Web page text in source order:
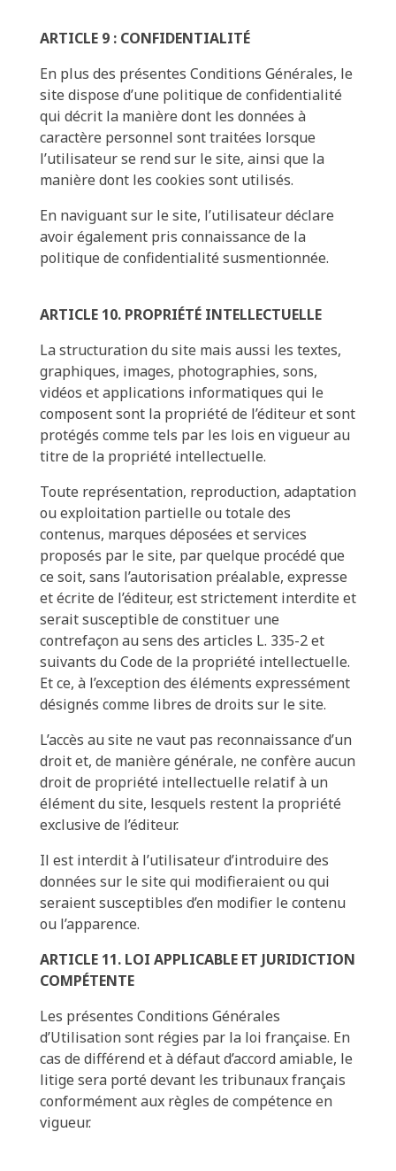
ARTICLE 9 : CONFIDENTIALITÉ
En plus des présentes Conditions Générales, le
site dispose d’une politique de confidentialité
qui décrit la manière dont les données à
caractère personnel sont traitées lorsque
l’utilisateur se rend sur le site, ainsi que la
manière dont les cookies sont utilisés.
En naviguant sur le site, l’utilisateur déclare
avoir également pris connaissance de la
politique de confidentialité susmentionnée.
ARTICLE 10. PROPRIÉTÉ INTELLECTUELLE
La structuration du site mais aussi les textes,
graphiques, images, photographies, sons,
vidéos et applications informatiques qui le
composent sont la propriété de l’éditeur et sont
protégés comme tels par les lois en vigueur au
titre de la propriété intellectuelle.
Toute représentation, reproduction, adaptation
ou exploitation partielle ou totale des
contenus, marques déposées et services
proposés par le site, par quelque procédé que
ce soit, sans l’autorisation préalable, expresse
et écrite de l’éditeur, est strictement interdite et
serait susceptible de constituer une
contrefaçon au sens des articles L. 335-2 et
suivants du Code de la propriété intellectuelle.
Et ce, à l’exception des éléments expressément
désignés comme libres de droits sur le site.
L’accès au site ne vaut pas reconnaissance d’un
droit et, de manière générale, ne confère aucun
droit de propriété intellectuelle relatif à un
élément du site, lesquels restent la propriété
exclusive de l’éditeur.
Il est interdit à l’utilisateur d’introduire des
données sur le site qui modifieraient ou qui
seraient susceptibles d’en modifier le contenu
ou l’apparence.
ARTICLE 11. LOI APPLICABLE ET JURIDICTION
COMPÉTENTE
Les présentes Conditions Générales
d’Utilisation sont régies par la loi française. En
cas de différend et à défaut d’accord amiable, le
litige sera porté devant les tribunaux français
conformément aux règles de compétence en
vigueur.